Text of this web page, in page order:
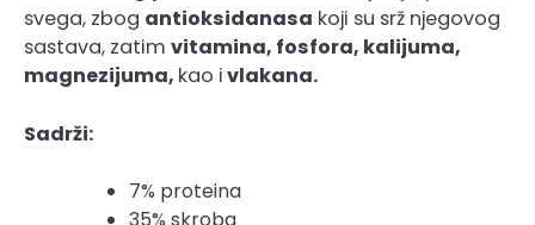
svega, zbog antioksidanasa koji su srž njegovog
sastava, zatim vitamina, fosfora, kalijuma,
magnezijuma, kao ivlakana.
Sadrži:
7% proteina
35% skroba